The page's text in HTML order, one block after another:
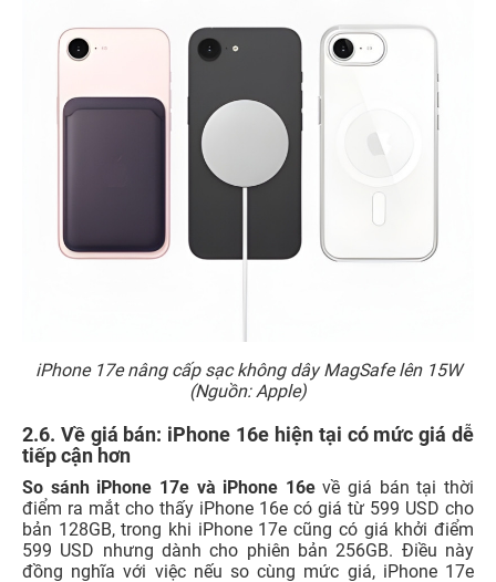
iPhone 17e nâng cấp sạc không dây MagSafe lên 15W
(Nguồn: Apple)
2.6. Về giá bán: iPhone 16e hiện tại có mức giá dễ
tiếp cận hơn
So sánh iPhone 17e và iPhone 16evề giá bán tại thời
điểm ra mắt cho thấy iPhone 16e có giá từ 599 USD cho
bản 128GB, trong khi iPhone 17e cũng có giá khởi điểm
599 USD nhưng dành cho phiên bản 256GB. Điều này
đồng nghĩa với việc nếu so cùng mức giá, iPhone 17e